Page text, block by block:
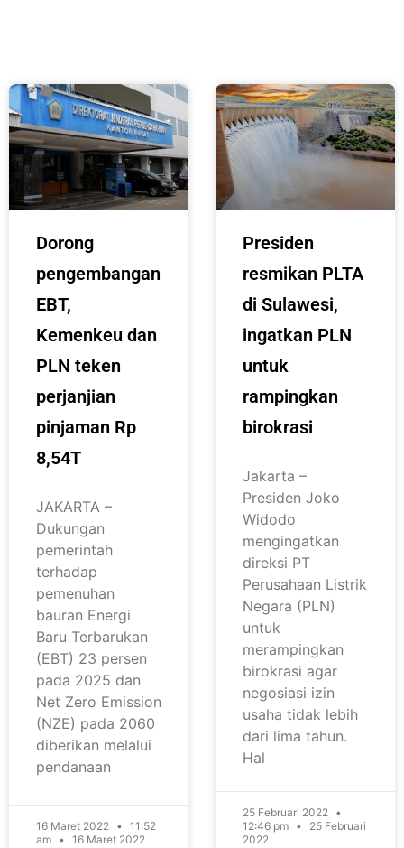
Dorong
pengembangan
EBT,
Kemenkeu dan
PLN teken
perjanjian
pinjaman Rp
8,54T
JAKARTA –
Dukungan
pemerintah
terhadap
pemenuhan
bauran Energi
Baru Terbarukan
(EBT) 23 persen
pada 2025 dan
Net Zero Emission
(NZE) pada 2060
diberikan melalui
pendanaan
16 Maret 2022
11:52
am
16 Maret 2022
Presiden
resmikan PLTA
di Sulawesi,
ingatkan PLN
untuk
rampingkan
birokrasi
Jakarta –
Presiden Joko
Widodo
mengingatkan
direksi PT
Perusahaan Listrik
Negara (PLN)
untuk
merampingkan
birokrasi agar
negosiasi izin
usaha tidak lebih
dari lima tahun.
Hal
25 Februari 2022
12:46 pm
25 Februari
2022